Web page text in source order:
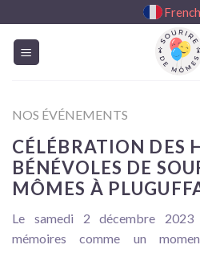
au
contenu
French
NOS ÉVÉNEMENTS
CÉLÉBRATION DES
BÉNÉVOLES DE
MÔMES À
Le samedi 2 décembre
mémoires comme un